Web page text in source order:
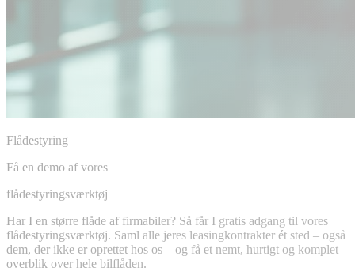
Flådestyring
Få en demo af vores
flådestyringsværktøj
Har I en større flåde af firmabiler? Så får I gratis adgang til vores
flådestyringsværktøj. Saml alle jeres leasingkontrakter ét sted – også
dem, der ikke er oprettet hos os – og få et nemt, hurtigt og komplet
overblik over hele bilflåden.